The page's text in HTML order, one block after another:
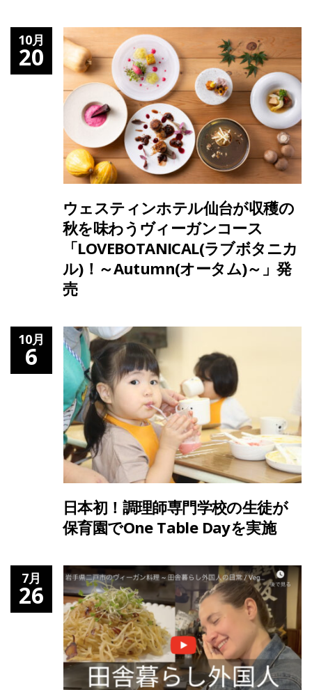
10月
20
ウェスティンホテル仙台が収穫の
秋を味わうヴィーガンコース
「LOVEBOTANICAL(ラブボタニカ
ル)！～Autumn(オータム)～」発
売
10月
6
日本初！調理師専門学校の生徒が
保育園でOne Table Dayを実施
7月
26